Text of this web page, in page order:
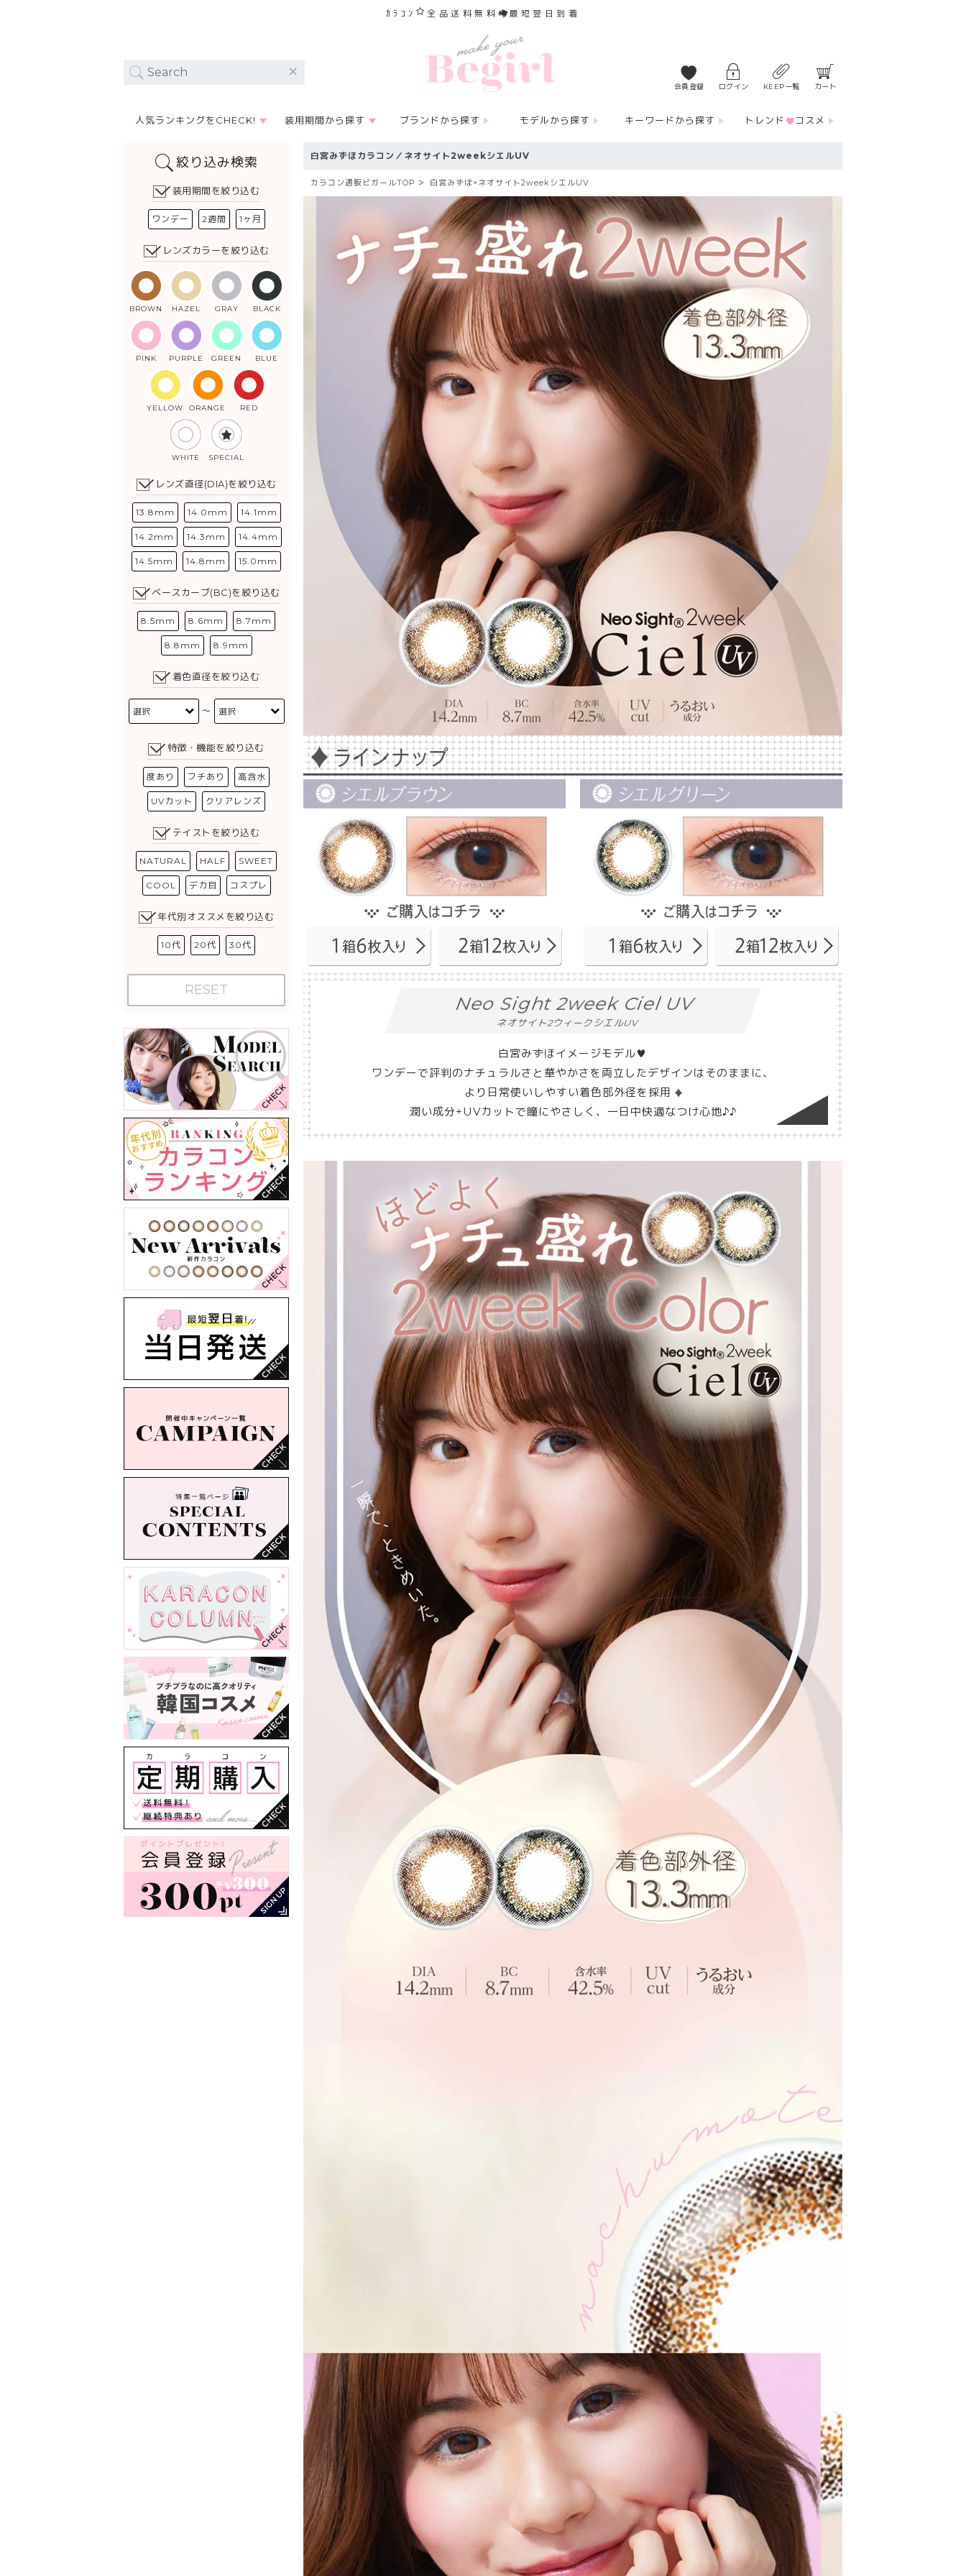
ｶﾗｺﾝ 全品送料無料 最短翌日到着
会員登録 ログイン KEEP一覧 カート
人気ランキングをCHECK! 装用期間から探す ブランドから探す モデルから探す キーワードから探す トレンド コスメ
絞り込み検索
装用期間を絞り込む
ワンデー 2週間 1ヶ月
レンズカラーを絞り込む
BROWN HAZEL GRAY BLACK
PINK PURPLE GREEN BLUE
YELLOW ORANGE RED
WHITE SPECIAL
レンズ直径(DIA)を絞り込む
13.8mm 14.0mm 14.1mm
14.2mm 14.3mm 14.4mm
14.5mm 14.8mm 15.0mm
ベースカーブ(BC)を絞り込む
8.5mm 8.6mm 8.7mm
8.8mm 8.9mm
着色直径を絞り込む
〜
特徴・機能を絞り込む
度あり フチあり 高含水
UVカット クリアレンズ
テイストを絞り込む
NATURAL HALF SWEET
COOL デカ目 コスプレ
年代別オススメを絞り込む
10代 20代 30代
RESET
白宮みずほカラコン／ネオサイト2weekシエルUV
カラコン通販ビガールTOP 白宮みずほ×ネオサイト2weekシエルUV
Neo Sight 2week Ciel UV
ネオサイト2ウィークシエルUV
白宮みずほイメージモデル♥
ワンデーで評判のナチュラルさと華やかさを両立したデザインはそのままに、
より日常使いしやすい着色部外径を採用
潤い成分+UVカットで瞳にやさしく、一日中快適なつけ心地♪♪